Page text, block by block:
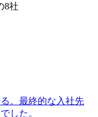
8社
。最終的な入社先
した。